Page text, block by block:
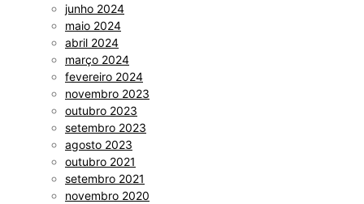
junho 2024
maio 2024
abril 2024
março 2024
fevereiro 2024
novembro 2023
outubro 2023
setembro 2023
agosto 2023
outubro 2021
setembro 2021
novembro 2020